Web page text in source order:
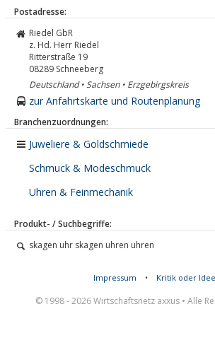
Postadresse:
Riedel GbR
z. Hd. Herr Riedel
Ritterstraße 19
08289 Schneeberg
Deutschland • Sachsen • Erzgebirgskreis
zur Anfahrtskarte und Routenplanung
Branchenzuordnungen:
Juweliere & Goldschmiede
Schmuck & Modeschmuck
Uhren & Feinmechanik
Produkt- / Suchbegriffe:
skagen uhr skagen uhren uhren
Impressum • Kritik oder
© 1998 - 2026 Wirtschaftsnetz axxus • Alle